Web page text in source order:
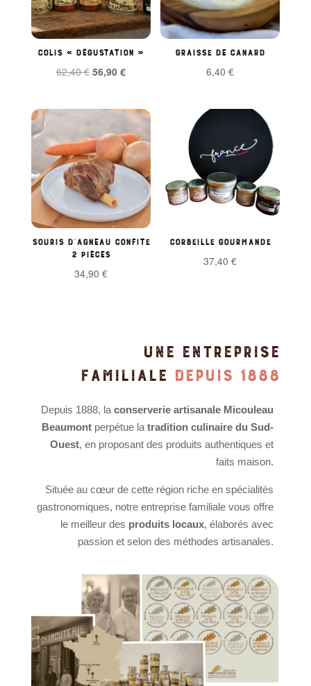
Colis « dégustation »
62,40€ Le
initial
62,40 €.
56,90 €Le
actuel
est :
56,90 €.
Graisse de canard
6,40€
Souris d’agneau confite
2 pièces
34,90 €
Corbeille gourmande
37,40€
UNE ENTREPRISE
FAMILIALE DEPUIS 1888
Depuis 1888, laconserverie artisanale Micouleau
Beaumont perpétue latradition culinaire du Sud-
Ouest, en proposant des produits authentiques et
faits maison.
Située au cœur de cette région riche en spécialités
gastronomiques, notre entreprise familiale vous offre
le meilleur des produits locaux, élaborés avec
passion et selon des méthodes artisanales.